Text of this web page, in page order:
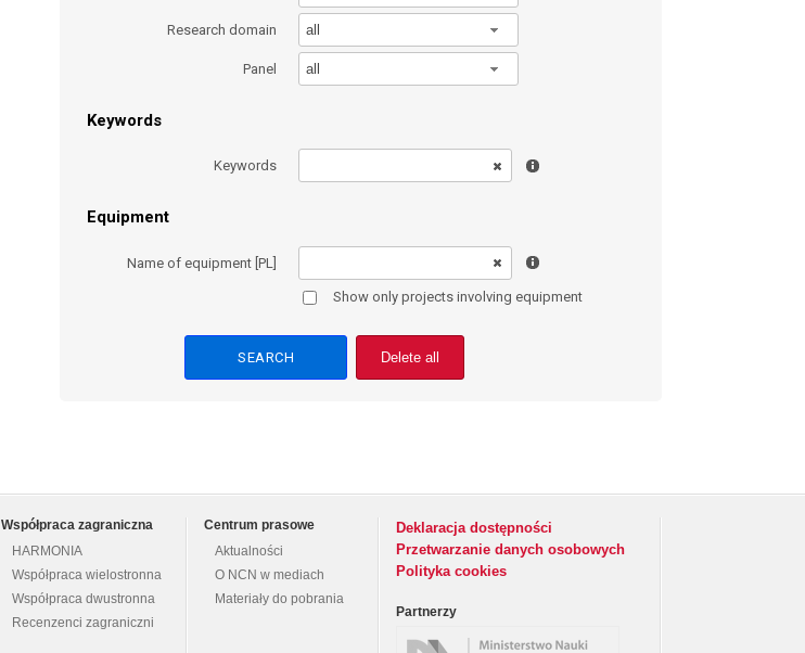
Research domain all
Panel all
Keywords
Keywords
Equipment
Name of equipment [PL]
Show only projects involving equipment
Delete all
Współpraca zagraniczna
HARMONIA
Współpraca wielostronna
Współpraca dwustronna
Recenzenci zagraniczni
Centrum prasowe
Aktualności
O NCN w mediach
Materiały do pobrania
Deklaracja dostępności
Przetwarzanie danych osobowych
Polityka cookies
Partnerzy